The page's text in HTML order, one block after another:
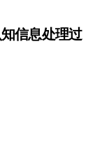
信息处理过